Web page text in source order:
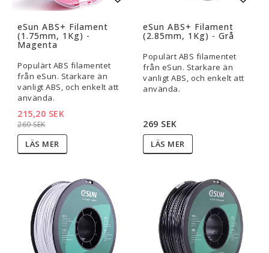
eSun ABS+ Filament
(1.75mm, 1Kg) -
Magenta
Populärt ABS filamentet
från eSun. Starkare än
vanligt ABS, och enkelt att
använda.
269 SEK
215,20 SEK
LÄS MER
eSun ABS+ Filament
(2.85mm, 1Kg) - Grå
Populärt ABS filamentet
från eSun. Starkare än
vanligt ABS, och enkelt att
använda.
269 SEK
LÄS MER